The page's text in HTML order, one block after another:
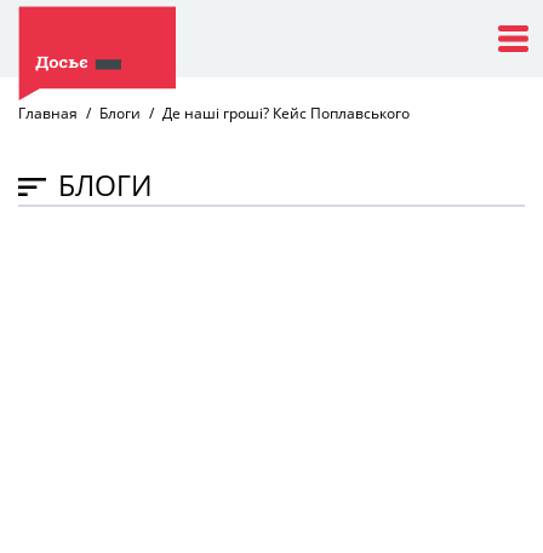
Главная Блоги Де наші гроші? Кейс Поплавського
БЛОГИ